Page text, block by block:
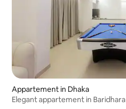
Appartement in Dhaka
Elegant appartement in Baridhara